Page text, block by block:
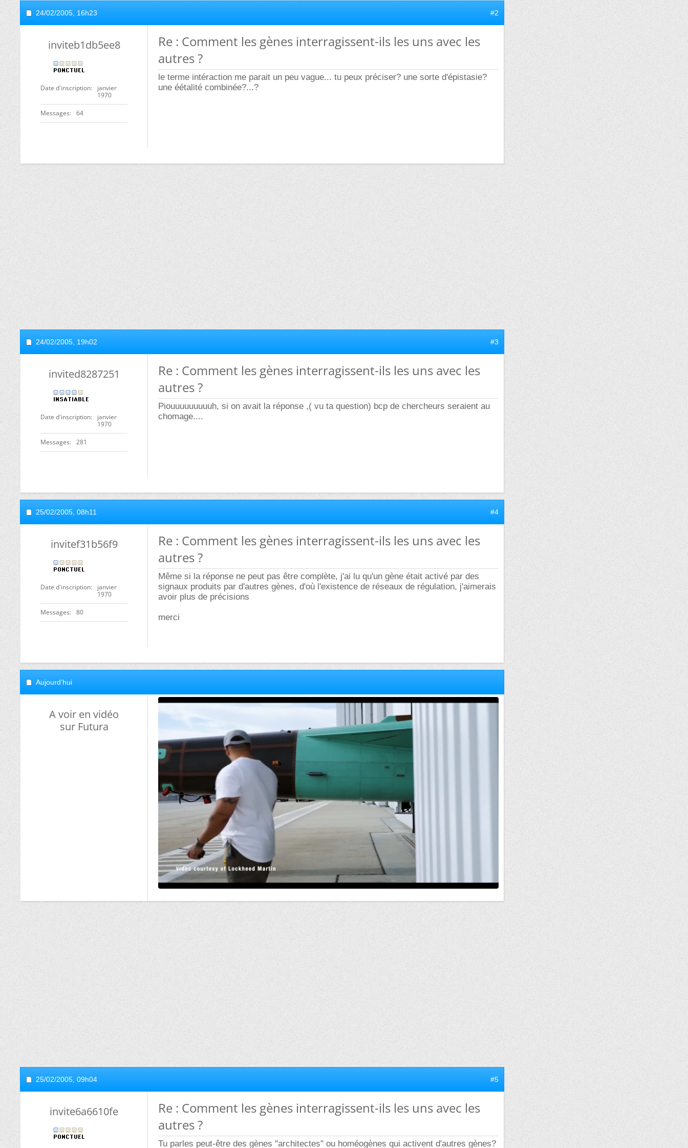
24/02/2005, 16h23 #2
inviteb1db5ee8
Date d'inscription
janvier
1970
Messages 64
Re : Comment les gènes interragissent-ils les uns avec les
autres ?
le terme intéraction me parait un peu vague... tu peux préciser? une sorte d'épistasie?
une éétalité combinée?...?
24/02/2005, 19h02 #3
invited8287251
Date d'inscription
janvier
1970
Messages 281
Re : Comment les gènes interragissent-ils les uns avec les
autres ?
Piouuuuuuuuuh, si on avait la réponse ,( vu ta question) bcp de chercheurs seraient au
chomage....
25/02/2005, 08h11 #4
invitef31b56f9
Date d'inscription
janvier
1970
Messages 80
Re : Comment les gènes interragissent-ils les uns avec les
autres ?
Même si la réponse ne peut pas être complète, j'ai lu qu'un gène était activé par des
signaux produits par d'autres gènes, d'où l'existence de réseaux de régulation, j'aimerais
avoir plus de précisions
merci
Aujourd'hui
A voir en vidéo
sur Futura
25/02/2005, 09h04 #5
invite6a6610fe
Re : Comment les gènes interragissent-ils les uns avec les
autres ?
Tu parles peut-être des gènes "architectes" ou homéogènes qui activent d'autres gènes?